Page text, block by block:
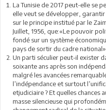
La Tunisie de 2017 peut-elle se
elle veut se développer,
sur le principe institué par le
Juillet, 1956, que:«Le pouvoir
fondé sur un système
pays de sortir du cadre national».
Un parti séculier peut-il exister
soixante ans après son
malgré les avancées
l’indépendance et surtout
etjudiciaire ? Et quelles chances
masse silencieuse qui